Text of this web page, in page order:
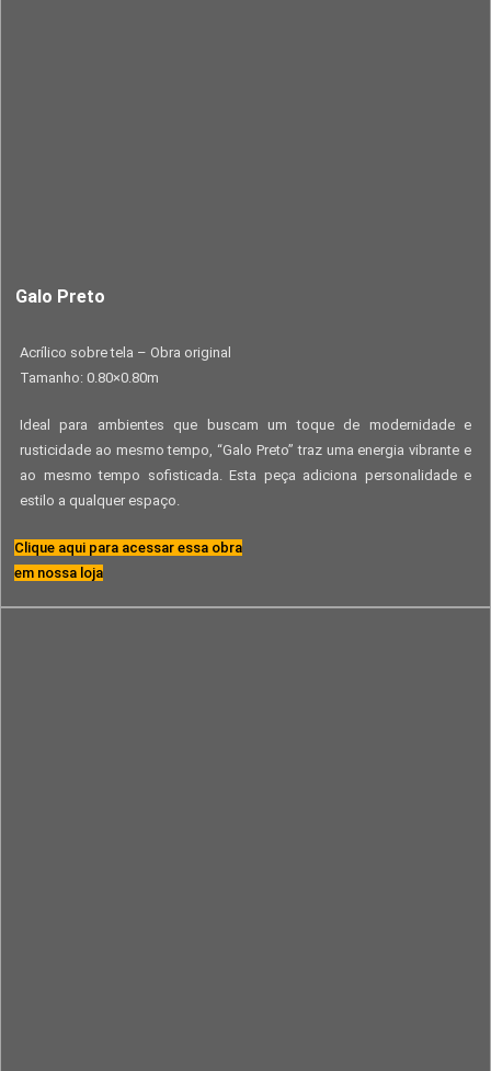
Galo Preto
Acrílico sobre tela – Obra original
Tamanho: 0.80×0.80m
Ideal para ambientes que buscam um toque de modernidade e
rusticidade ao mesmo tempo, “Galo Preto” traz uma energia vibrante e
ao mesmo tempo sofisticada. Esta peça adiciona personalidade e
estilo a qualquer espaço.
Clique aqui para acessar essa obra
em nossa loja